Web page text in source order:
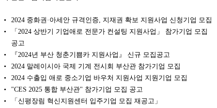
2024 중화권·아세안 규격인증, 지재권 확보 지원사업 신청기업 모집
「2024 상반기 기업애로 전문가 컨설팅 지원사업」 참가기업 모집
공고
『2024년 부산 청춘기쁨카 지원사업』 신규 모집공고
2024 말레이시아 국제 기계 전시회 부산관 참가기업 모집
2024 수출입 애로 중소기업 바우처 지원사업 지원기업 모집
"CES 2025 통합 부산관" 참가기업 모집 공고
「신평장림 혁신지원센터 입주기업 모집 재공고」